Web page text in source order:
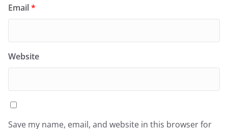
Email*
Website
Save my name, email, and website in this browser for